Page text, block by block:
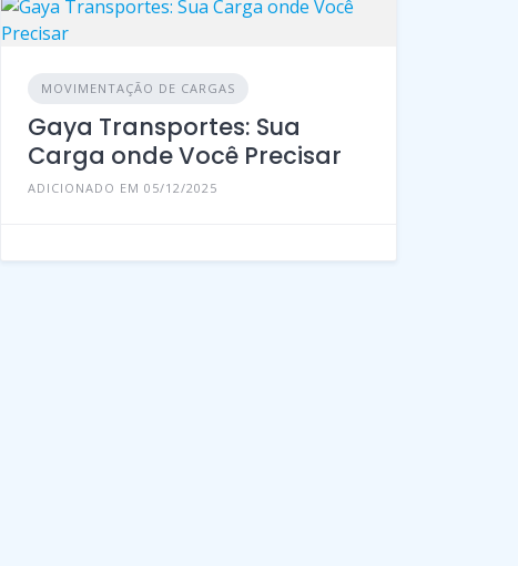
MOVIMENTAÇÃO DE CARGAS
Gaya Transportes: Sua
Carga onde Você Precisar
ADICIONADO EM 05/12/2025